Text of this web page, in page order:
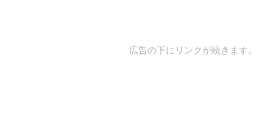
広告の下にリンクが続きます。